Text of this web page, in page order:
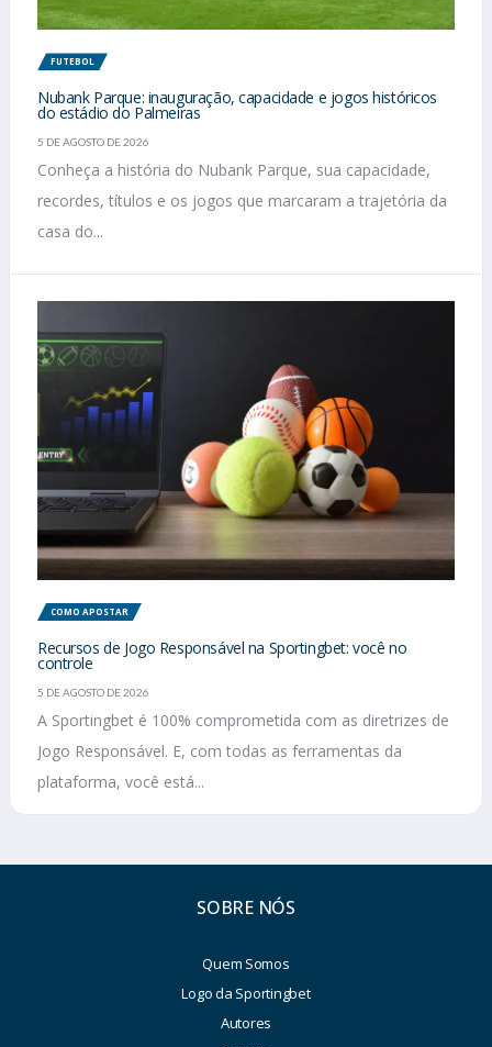
FUTEBOL
Nubank Parque: inauguração, capacidade e jogos históricos
do estádio do Palmeiras
5 DE AGOSTO DE 2026
Conheça a história do Nubank Parque, sua capacidade,
recordes, títulos e os jogos que marcaram a trajetória da
casa do...
COMO APOSTAR
Recursos de Jogo Responsável na Sportingbet: você no
controle
5 DE AGOSTO DE 2026
A Sportingbet é 100% comprometida com as diretrizes de
Jogo Responsável. E, com todas as ferramentas da
plataforma, você está...
SOBRE NÓS
Quem Somos
Logo da Sportingbet
Autores